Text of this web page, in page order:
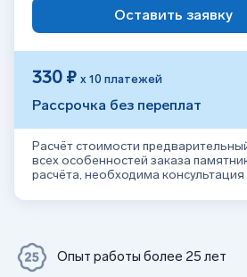
Оставить заявку
330 ₽ х 10 платежей
Рассрочка без переплат
Расчёт стоимости
всех особенностей заказа
расчёта, необходима
Опыт работы более 25 лет